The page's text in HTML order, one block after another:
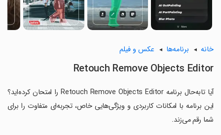
خانه برنامه‌ها عکس و فیلم
Retouch Remove Objects Editor
آیا تابه‌حال برنامه Retouch Remove Objects Editor را امتحان کرده‌اید؟
این برنامه با امکانات کاربردی و ویژگی‌هایی خاص، تجربه‌ای متفاوت را برای
شما رقم می‌زند.